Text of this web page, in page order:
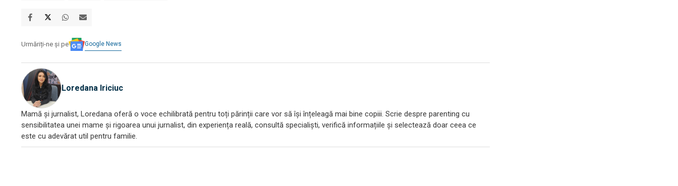
Urmăriți-ne și pe Google News
Loredana Iriciuc
Mamă și jurnalist, Loredana oferă o voce echilibrată pentru toți părinții care vor să își înțeleagă mai bine copiii. Scrie despre parenting cu
sensibilitatea unei mame și rigoarea unui jurnalist, din experiența reală, consultă specialiști, verifică informațiile și selectează doar ceea ce
este cu adevărat util pentru familie.